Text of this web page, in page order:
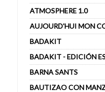
ATMOSPHERE 1.0
AUJOURD'HUI MON
BADAKIT
BADAKIT - EDICIÓN
BARNA SANTS
BAUTIZAO CON